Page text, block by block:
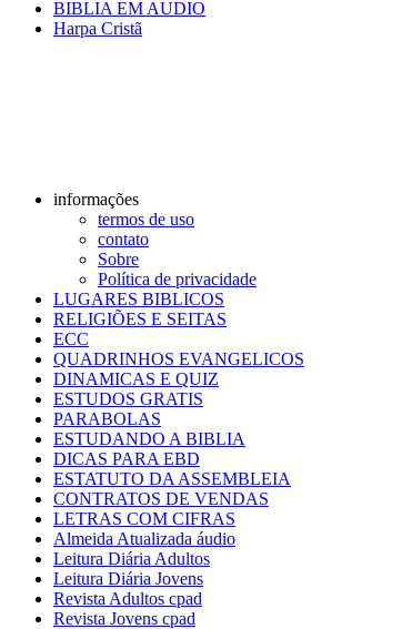
BIBLIA EM AUDIO
Harpa Cristã
informações
termos de uso
contato
Sobre
Política de privacidade
LUGARES BIBLICOS
RELIGIÕES E SEITAS
ECC
QUADRINHOS EVANGELICOS
DINAMICAS E QUIZ
ESTUDOS GRATIS
PARABOLAS
ESTUDANDO A BIBLIA
DICAS PARA EBD
ESTATUTO DA ASSEMBLEIA
CONTRATOS DE VENDAS
LETRAS COM CIFRAS
Almeida Atualizada áudio
Leitura Diária Adultos
Leitura Diária Jovens
Revista Adultos cpad
Revista Jovens cpad